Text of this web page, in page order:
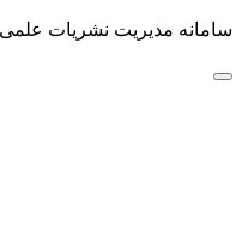
سامانه مدیریت نشریات